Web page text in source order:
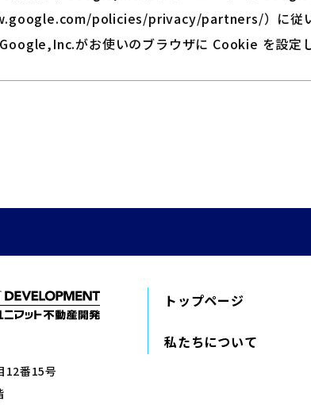
policies/privacy/partners/）に従い
がお使いのブラウザに Cookie を設定
12番15号
トップページ
私たちについて